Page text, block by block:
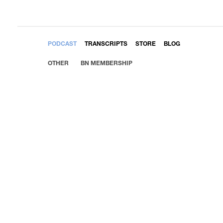
PODCAST TRANSCRIPTS STORE BLOG
OTHER BN MEMBERSHIP